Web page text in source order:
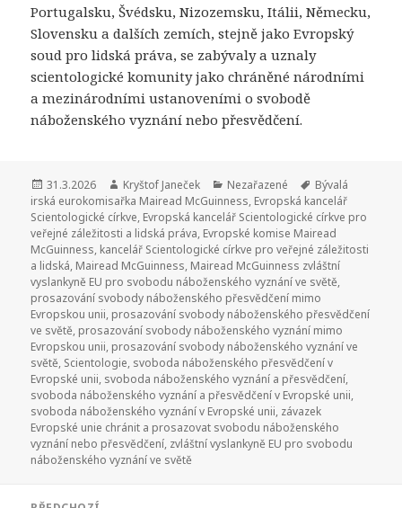
Portugalsku, Švédsku, Nizozemsku, Itálii, Německu,
Slovensku a dalších zemích, stejně jako Evropský
soud pro lidská práva, se zabývaly a uznaly
scientologické komunity jako chráněné národními
a mezinárodními ustanoveními o svobodě
náboženského vyznání nebo přesvědčení.
Publikováno:
31.3.2026 Autor:
Kryštof Janeček Rubriky:
Nezařazené Štítky:
Bývalá
irská eurokomisařka Mairead McGuinness, Evropská kancelář
Scientologické církve, Evropská kancelář Scientologické církve pro
veřejné záležitosti a lidská práva, Evropské komise Mairead
McGuinness, kancelář Scientologické církve pro veřejné záležitosti
a lidská, Mairead McGuinness, Mairead McGuinness zvláštní
vyslankyně EU pro svobodu náboženského vyznání ve světě,
prosazování svobody náboženského přesvědčení mimo
Evropskou unii, prosazování svobody náboženského přesvědčení
ve světě, prosazování svobody náboženského vyznání mimo
Evropskou unii, prosazování svobody náboženského vyznání ve
světě, Scientologie, svoboda náboženského přesvědčení v
Evropské unii, svoboda náboženského vyznání a přesvědčení,
svoboda náboženského vyznání a přesvědčení v Evropské unii,
svoboda náboženského vyznání v Evropské unii, závazek
Evropské unie chránit a prosazovat svobodu náboženského
vyznání nebo přesvědčení, zvláštní vyslankyně EU pro svobodu
náboženského vyznání ve světě